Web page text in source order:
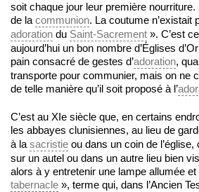
soit chaque jour leur première nourriture.
de la communion. La coutume n’existait
adoration du Saint-Sacrement ». C’est
aujourd’hui un bon nombre d’Églises
pain consacré de gestes d’adoration,
transporte pour communier, mais on ne
de telle manière qu’il soit proposé à l’
C’est au XIe siècle que, en certains
les abbayes clunisiennes, au lieu de
à la sacristie ou dans un coin de
sur un autel ou dans un autre lieu bien
alors à y entretenir une lampe allumée et
tabernacle », terme qui, dans l’Ancien